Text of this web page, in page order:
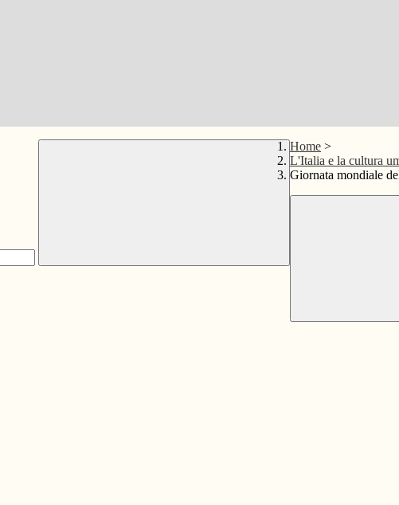
Home >
L'Italia e la cultura
Giornata mondiale